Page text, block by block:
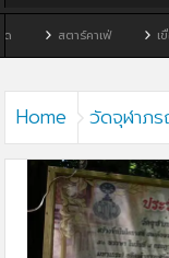
สตาร์คาเฟ่ เขื่อ
Home วัดจุฬาภร